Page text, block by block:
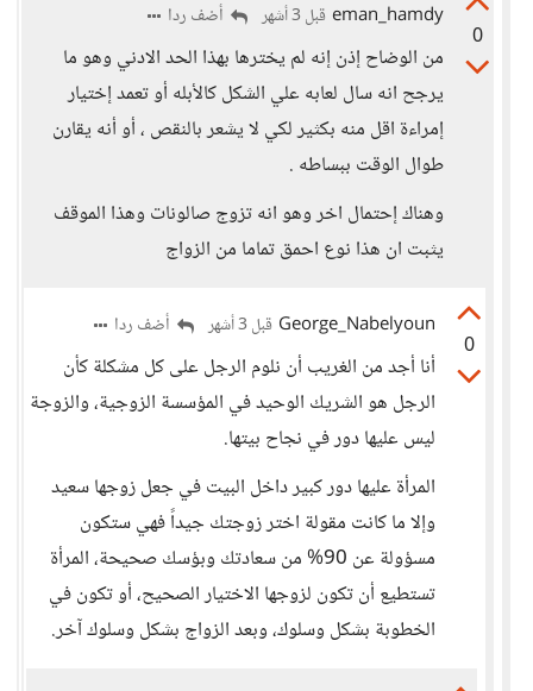
0
eman_hamdy قبل 3 أشهر أضف ردا
من الوضاح إذن إنه لم يخترها بهذا الحد الادني وهو ما
يرجح انه سال لعابه علي الشكل كالأبله أو تعمد إختيار
إمراءة اقل منه بكثير لكي لا يشعر بالنقص ، أو أنه يقارن
طوال الوقت ببساطه .
وهناك إحتمال اخر وهو انه تزوج صالونات وهذا الموقف
يثبت ان هذا نوع احمق تماما من الزواج
0
George_Nabelyoun قبل 3 أشهر أضف ردا
أنا أجد من الغريب أن نلوم الرجل على كل مشكلة كأن
الرجل هو الشريك الوحيد في المؤسسة الزوجية، والزوجة
ليس عليها دور في نجاح بيتها.
المرأة عليها دور كبير داخل البيت في جعل زوجها سعيد
وإلا ما كانت مقولة اختر زوجتك جيداً فهي ستكون
مسؤولة عن 90% من سعادتك وبؤسك صحيحة، المرأة
تستطيع أن تكون لزوجها الاختيار الصحيح، أو تكون في
الخطوبة بشكل وسلوك، وبعد الزواج بشكل وسلوك آخر.